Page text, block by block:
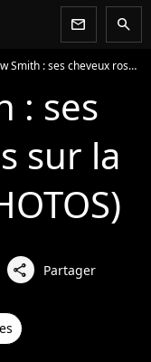
newsletter search
: ses cheveux roses sur la Croisette ! (PHOTOS)
: ses
sur la
share Partager